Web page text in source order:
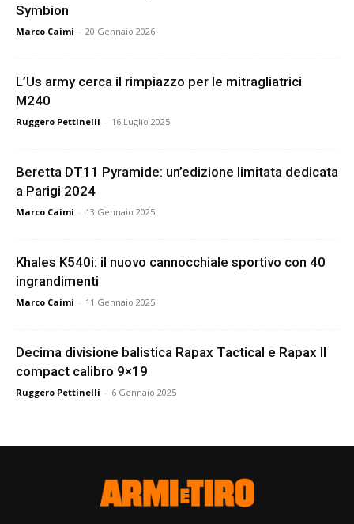
Symbion
Marco Caimi - 20 Gennaio 2026
L’Us army cerca il rimpiazzo per le mitragliatrici
M240
Ruggero Pettinelli - 16 Luglio 2025
Beretta DT11 Pyramide: un’edizione limitata dedicata
a Parigi 2024
Marco Caimi - 13 Gennaio 2025
Khales K540i: il nuovo cannocchiale sportivo con 40
ingrandimenti
Marco Caimi - 11 Gennaio 2025
Decima divisione balistica Rapax Tactical e Rapax II
compact calibro 9×19
Ruggero Pettinelli - 6 Gennaio 2025